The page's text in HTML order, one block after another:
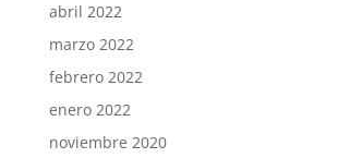
abril 2022
marzo 2022
febrero 2022
enero 2022
noviembre 2020